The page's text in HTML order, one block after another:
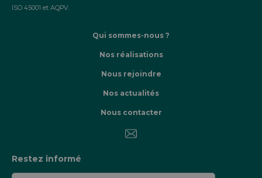
ISO 45001 et AQPV.
Qui sommes-nous ?
Nos réalisations
Nous rejoindre
Nos actualités
Nous contacter
Restez informé